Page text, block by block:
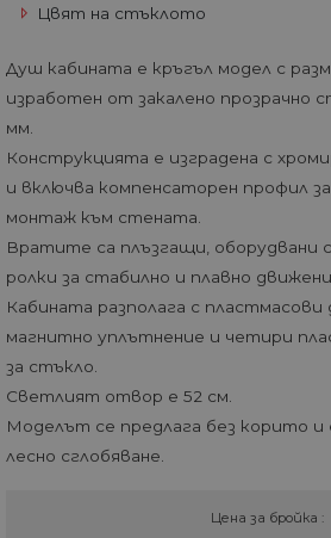
Цвят на стъклото
Душ кабината е кръгъл модел с
изработен от закалено прозрачно
мм.
Конструкцията е изградена с
и включва компенсаторен профил
монтаж към стената.
Вратите са плъзгащи, оборудвани
ролки за стабилно и плавно
Кабината разполага с пластмасови
магнитно уплътнение и четири
за стъкло.
Светлият отвор е 52 см.
Моделът се предлага без корито и
лесно сглобяване.
Цена за бройка :